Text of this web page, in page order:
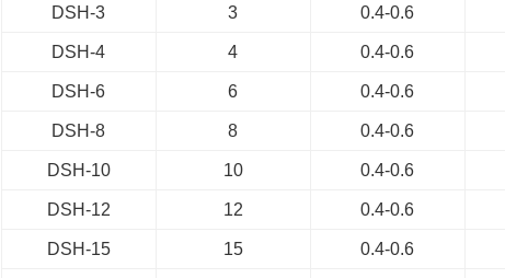
DSH-3 3 0.4-0.6
DSH-4 4 0.4-0.6
DSH-6 6 0.4-0.6
DSH-8 8 0.4-0.6
DSH-10 10 0.4-0.6
DSH-12 12 0.4-0.6
DSH-15 15 0.4-0.6